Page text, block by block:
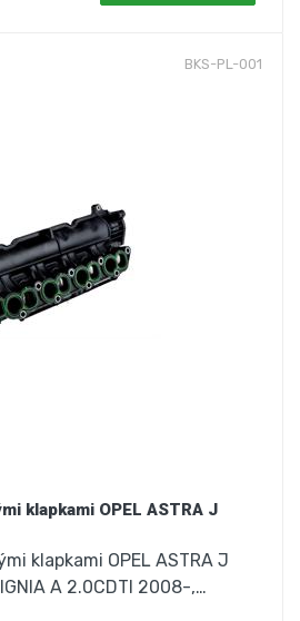
BKS-PL-001
klapkami OPEL ASTRA J
klapkami OPEL ASTRA J
A 2.0CDTI 2008-,…